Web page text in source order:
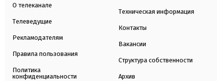
О телеканале
Телеведущие
Рекламодателям
Правила пользования
Политика
конфиденциальности
Техническая информация
Контакты
Вакансии
Структура собственности
Архив